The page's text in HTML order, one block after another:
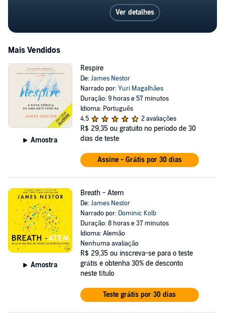
Ver detalhes
Mais Vendidos
Amostra
Respire
De:James Nestor
Narrado por:Yuri Magalhães
Duração: 9 horas e 57 minutos
Idioma: Português
4,5
2 avaliações
R$ 29,35 ou gratuito no período de 30
dias de teste
Assine - Grátis por 30 dias
Amostra
Breath - Atem
De:James Nestor
Narrado por: Dominic Kolb
Duração: 8 horas e 37 minutos
Idioma: Alemão
Nenhuma avaliação
R$ 29,35 ou inscreva-se para o teste
grátis e obtenha 30% de desconto
neste título
Teste grátis por 30 dias